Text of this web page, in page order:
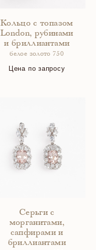
Кольцо с топазом
London, рубинами
и бриллиантами
белое золото 750
Цена по запросу
Серьги с
морганитами,
сапфирами и
бриллиантами